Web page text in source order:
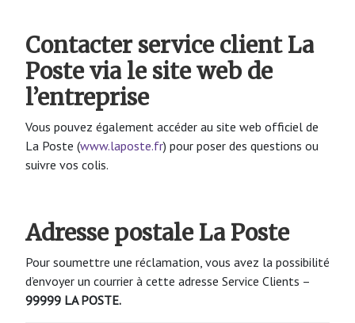
Contacter service client La
Poste via le site web de
l’entreprise
Vous pouvez également accéder au site web officiel de
La Poste (www.laposte.fr) pour poser des questions ou
suivre vos colis.
Adresse postale La Poste
Pour soumettre une réclamation, vous avez la possibilité
d’envoyer un courrier à cette adresse Service Clients –
99999 LA POSTE.